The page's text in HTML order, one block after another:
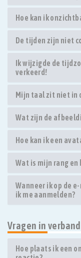
Hoe kan ik
De tijden zijn niet
Ik wijzigde de
verkeerd!
Mijn taal zit niet in
Wat zijn de
Hoe kan ik een
Wat is mijn rang en
Wanneer ik op de
ik me aanmelden?
Vragen in
Hoe plaats ik een